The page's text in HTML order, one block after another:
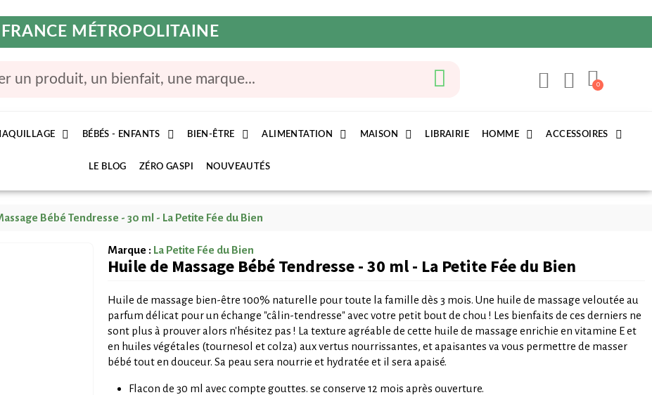
MÉTROPOLITAINE
BÉBÉS - ENFANTS BIEN-ÊTRE ALIMENTATION MAISON LIBRAIRIE HOMME ACCESSOIRES
LE BLOG ZÉRO GASPI NOUVEAUTÉS
Bébé Tendresse - 30 ml - La Petite Fée du Bien
Marque : La Petite Fée du Bien
Huile de Massage Bébé Tendresse - 30 ml - La Petite Fée du Bien
Huile de massage bien-être 100% naturelle pour toute la famille dès 3 mois. Une huile de massage veloutée au
parfum délicat pour un échange "câlin-tendresse" avec votre petit bout de chou ! Les bienfaits de ces derniers ne
sont plus à prouver alors n'hésitez pas ! La texture agréable de cette huile de massage enrichie en vitamine E et
en huiles végétales (tournesol et colza) aux vertus nourrissantes, et apaisantes va vous permettre de masser
bébé tout en douceur. Sa peau sera nourrie et hydratée et il sera apaisé.
Flacon de 30 ml avec compte gouttes. se conserve 12 mois après ouverture.